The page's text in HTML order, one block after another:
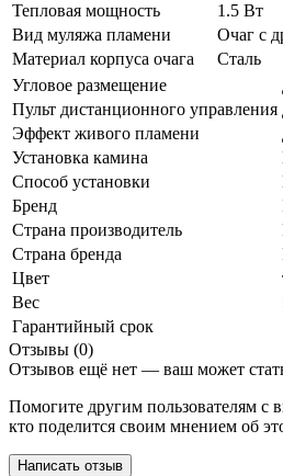
Тепловая мощность
1.5 Вт
Вид муляжа пламени
Очаг с
Материал корпуса очага
Сталь
Угловое размещение
Пульт дистанционного управления
Эффект живого пламени
Установка камина
Способ установки
Бренд
Страна производитель
Страна бренда
Цвет
Вес
Гарантийный срок
Отзывы (0)
Отзывов ещё нет — ваш может
Помогите другим пользователям с
кто поделится своим мнением об
Написать отзыв